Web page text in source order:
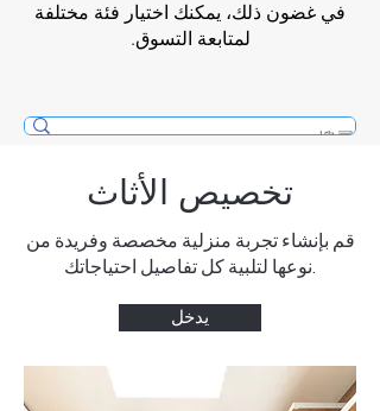
في غضون ذلك، يمكنك اختيار فئة مختلفة
لمتابعة التسوق.
تخصيص الأثاث
قم بإنشاء تجربة منزلية مخصصة وفريدة من
يدخل